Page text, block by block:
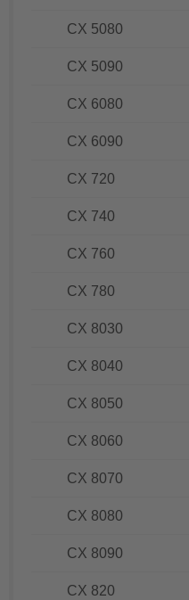
CX 5080
CX 5090
CX 6080
CX 6090
CX 720
CX 740
CX 760
CX 780
CX 8030
CX 8040
CX 8050
CX 8060
CX 8070
CX 8080
CX 8090
CX 820